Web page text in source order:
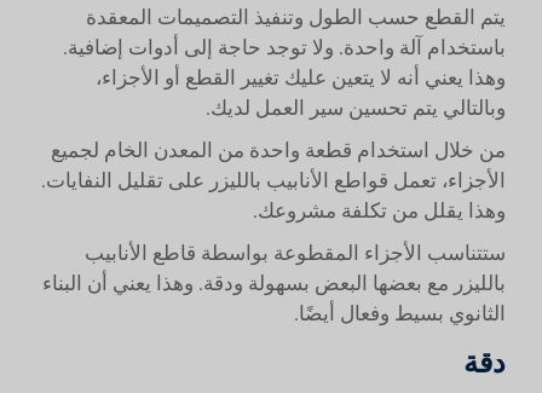
يتم القطع حسب الطول وتنفيذ التصميمات المعقدة
باستخدام آلة واحدة. ولا توجد حاجة إلى أدوات إضافية.
وهذا يعني أنه لا يتعين عليك تغيير القطع أو الأجزاء،
وبالتالي يتم تحسين سير العمل لديك.
من خلال استخدام قطعة واحدة من المعدن الخام لجميع
الأجزاء، تعمل قواطع الأنابيب بالليزر على تقليل النفايات.
وهذا يقلل من تكلفة مشروعك.
ستتناسب الأجزاء المقطوعة بواسطة قاطع الأنابيب
بالليزر مع بعضها البعض بسهولة ودقة. وهذا يعني أن البناء
الثانوي بسيط وفعال أيضًا.
دقة